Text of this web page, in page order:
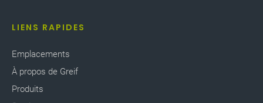
LIENS RAPIDES
Emplacements
À propos de Greif
Produits